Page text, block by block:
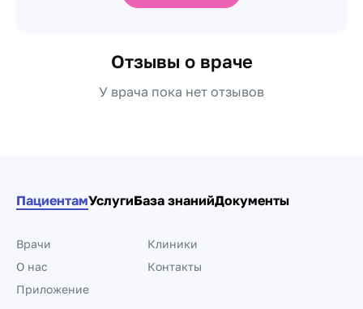
Отзывы о враче
У врача пока нет отзывов
ПациентамУслугиБаза знанийДокументы
Врачи
Клиники
О нас
Контакты
Приложение